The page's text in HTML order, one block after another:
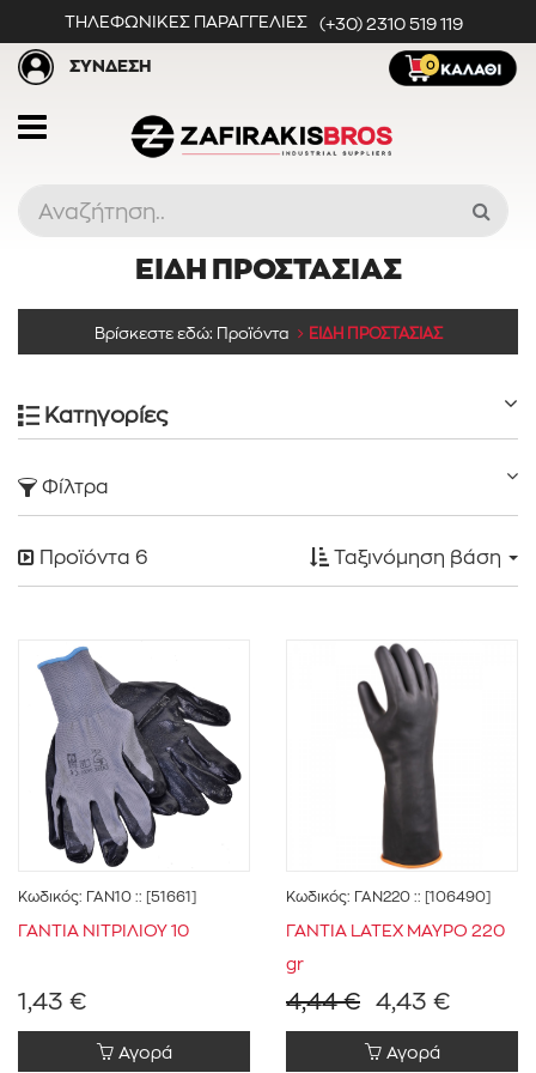
ΤΗΛΕΦΩΝΙΚΕΣ ΠΑΡΑΓΓΕΛΙΕΣ (+30) 2310 519 119
0
ΣΥΝΔΕΣΗ
ΕΙΔΗ ΠΡΟΣΤΑΣΙΑΣ
Βρίσκεστε εδώ: Προϊόντα ΕΙΔΗ ΠΡΟΣΤΑΣΙΑΣ
Κατηγορίες
Φίλτρα
ΣΥΝΕΡΓ.ΑΥΤΟΚΙΝΗΤΩΝ
ΣΥΝΕΡΓ.ΒΑΡΕΩΝ ΟΧΗΜΑΤΩΝ
ΣΥΝΕΡΓ.ΕΛΑΣΤΙΚΑ-ΒΟΥΛΚΑΝΙΖΑΤΕΡ
(4)
ΣΥΝΕΡΓ.ΕΠΑΓΓΕΛΜΑΤΙΚΩΝ ΟΧΗΜΑΤΩΝ
Προϊόντα 6 Ταξινόμηση βάση
Κωδικός: ΓΑΝ10 :: [51661]
ΓΑΝΤΙΑ ΝΙΤΡΙΛΙΟΥ 10
1,43 €
Αγορά
Κωδικός: ΓΑΝ220 :: [106490]
ΓΑΝΤΙΑ LATEX ΜΑΥΡΟ 220
gr
4,44 € 4,43 €
Αγορά